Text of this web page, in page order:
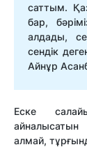
саттым.
бар,
алдады,
сендік
Айнұр
Еске
алмай,